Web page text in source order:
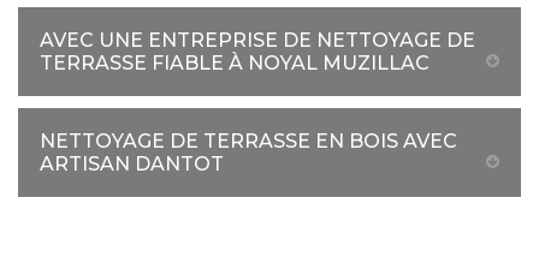
AVEC UNE ENTREPRISE DE NETTOYAGE DE
TERRASSE FIABLE À NOYAL MUZILLAC
NETTOYAGE DE TERRASSE EN BOIS AVEC
ARTISAN DANTOT